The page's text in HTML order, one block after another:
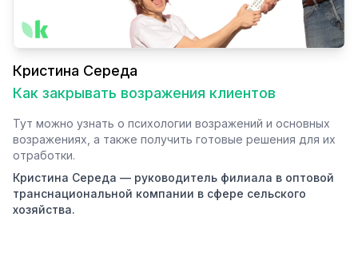
Кристина Середа
Как закрывать возражения клиентов
Тут можно узнать о психологии возражений и основных
возражениях, а также получить готовые решения для их
отработки.
Кристина Середа — руководитель филиала в оптовой
транснациональной компании в сфере сельского
хозяйства.